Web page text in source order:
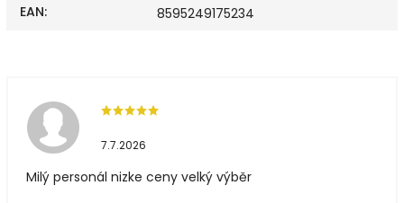
EAN: 8595249175234
7.7.2026
Milý personál nizke ceny velký výběr